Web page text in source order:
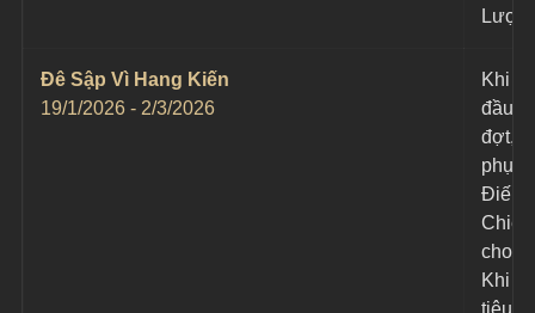
Đê Sập Vì Hang Kiến
19/1/2026 - 2/3/2026
Khi
đầu
đợt,
phục
Điếm
cho
Khi
tiêu